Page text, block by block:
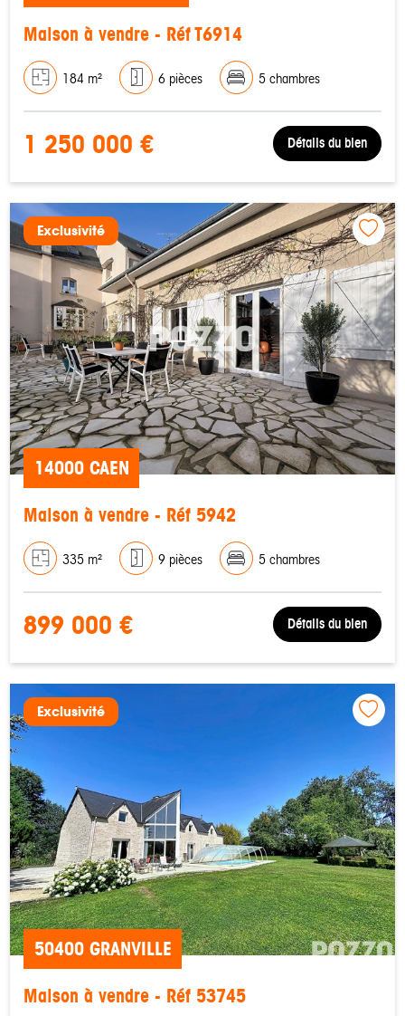
Maison à vendre - Réf T6914
184 m² 6 pièces 5 chambres
1 250 000 € Détails du bien
Exclusivité
14000 CAEN
Maison à vendre - Réf 5942
335 m² 9 pièces 5 chambres
899 000 € Détails du bien
Exclusivité
50400 GRANVILLE
Maison à vendre - Réf 53745